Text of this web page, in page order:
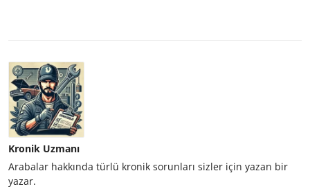
Kronik Uzmanı
Arabalar hakkında türlü kronik sorunları sizler için yazan bir
yazar.